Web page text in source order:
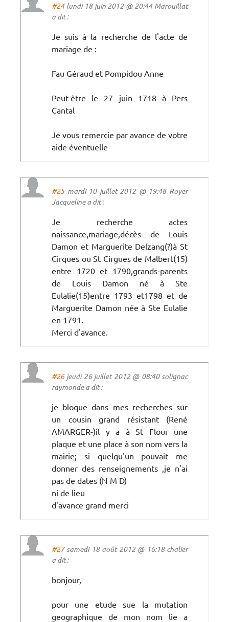
#24lundi 18 juin 2012 @ 20:44 Marouillat
a dit :
Je suis à la recherche de l'acte de
mariage de :
Fau Géraud et Pompidou Anne
Peut-être le 27 juin 1718 à Pers
Cantal
Je vous remercie par avance de votre
aide éventuelle
#25mardi 10 juillet 2012 @ 19:48 Royer
Jacqueline a dit :
Je recherche actes
naissance,mariage,décès de Louis
Damon et Marguerite Delzang(?)à St
Cirques ou St Cirgues de Malbert(15)
entre 1720 et 1790,grands-parents
de Louis Damon né à Ste
Eulalie(15)entre 1793 et1798 et de
Marguerite Damon née à Ste Eulalie
en 1791.
Merci d'avance.
#26jeudi 26 juillet 2012 @ 08:40 solignac
raymonde a dit :
je bloque dans mes recherches sur
un cousin grand résistant (René
AMARGER-)il y a à St Flour une
plaque et une place à son nom vers la
mairie; si quelqu'un pouvait me
donner des renseignements ,je n'ai
pas de dates (N M D)
ni de lieu
d'avance grand merci
#27samedi 18 août 2012 @ 16:18 chalier
a dit :
bonjour,
pour une etude sue la mutation
geographique de mon nom lie a